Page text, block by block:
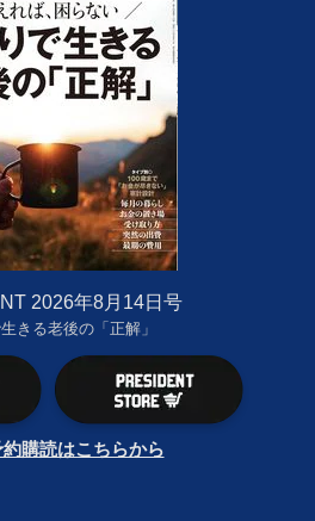
2026年8月14日号
きる老後の「正解」
購読はこちらから